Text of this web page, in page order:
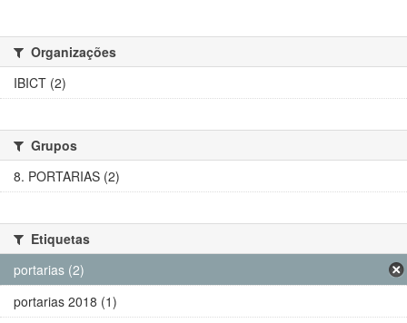
Organizações
IBICT (2)
Grupos
8. PORTARIAS (2)
Etiquetas
portarias (2)
portarias 2018 (1)